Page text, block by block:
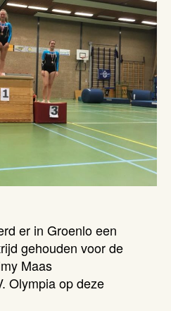
er in Groenlo een
gehouden voor de
Maas
Olympia op deze